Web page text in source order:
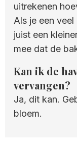
uitrekenen
Als je een
juist een
mee dat de
Kan ik de
vervangen?
Ja, dit kan.
bloem.